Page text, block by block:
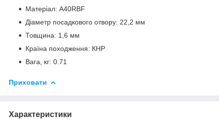
Матеріал: A40RBF
Діаметр посадкового отвору: 22,2 мм
Товщина: 1,6 мм
Країна походження: КНР
Вага, кг: 0.71
Приховати
Характеристики